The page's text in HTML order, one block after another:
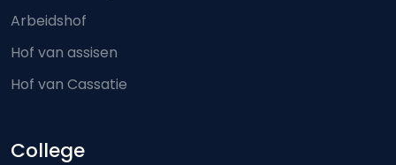
Arbeidshof
Hof van assisen
Hof van Cassatie
College